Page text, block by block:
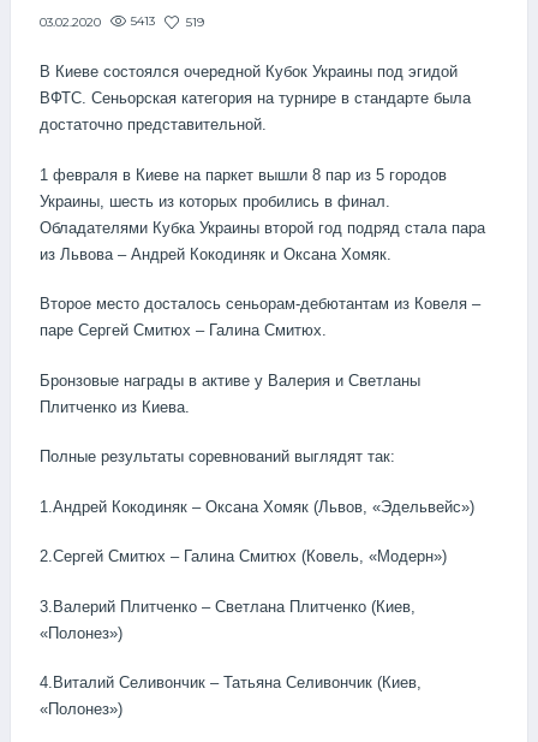
03.02.2020 5413 519
В Киеве состоялся очередной Кубок Украины под эгидой
ВФТС. Сеньорская категория на турнире в стандарте была
достаточно представительной.
1 февраля в Киеве на паркет вышли 8 пар из 5 городов
Украины, шесть из которых пробились в финал.
Обладателями Кубка Украины второй год подряд стала пара
из Львова – Андрей Кокодиняк и Оксана Хомяк.
Второе место досталось сеньорам-дебютантам из Ковеля –
паре Сергей Смитюх – Галина Смитюх.
Бронзовые награды в активе у Валерия и Светланы
Плитченко из Киева.
Полные результаты соревнований выглядят так:
1.Андрей Кокодиняк – Оксана Хомяк (Львов, «Эдельвейс»)
2.Сергей Смитюх – Галина Смитюх (Ковель, «Модерн»)
3.Валерий Плитченко – Светлана Плитченко (Киев,
«Полонез»)
4.Виталий Селивончик – Татьяна Селивончик (Киев,
«Полонез»)